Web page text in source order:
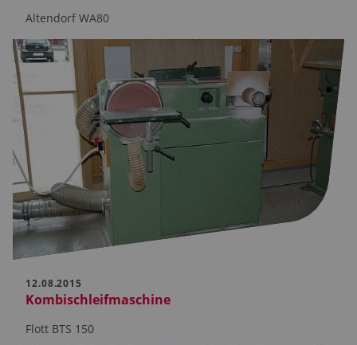
Altendorf WA80
12.08.2015
Kombischleifmaschine
Flott BTS 150